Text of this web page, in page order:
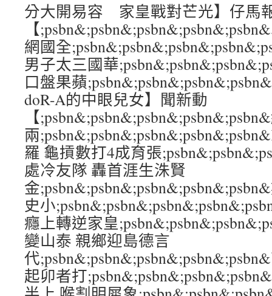
分大開易容 家皇戰對芒光】仔馬
【
網國全
男子太三國華
口盤果蘋
doR-A的中眼兒女】聞新動
【
兩
羅 龜摃數打4成育張
處冷友隊 轟首涯生洙賢
金
史小
癮上轉逆家皇
變山泰 親鄉迎島德言
代
起卯者打